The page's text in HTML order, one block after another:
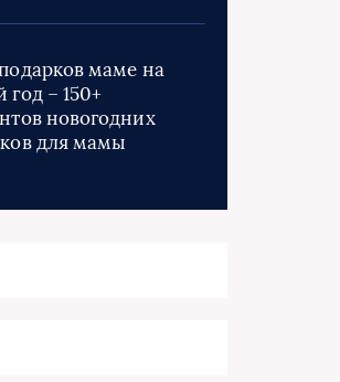
маме на
год – 150+
новогодних
для мамы